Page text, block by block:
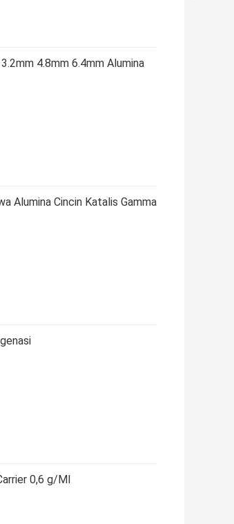
4.8mm 6.4mm Alumina
Alumina Cincin Katalis Gamma
0,6 g/Ml